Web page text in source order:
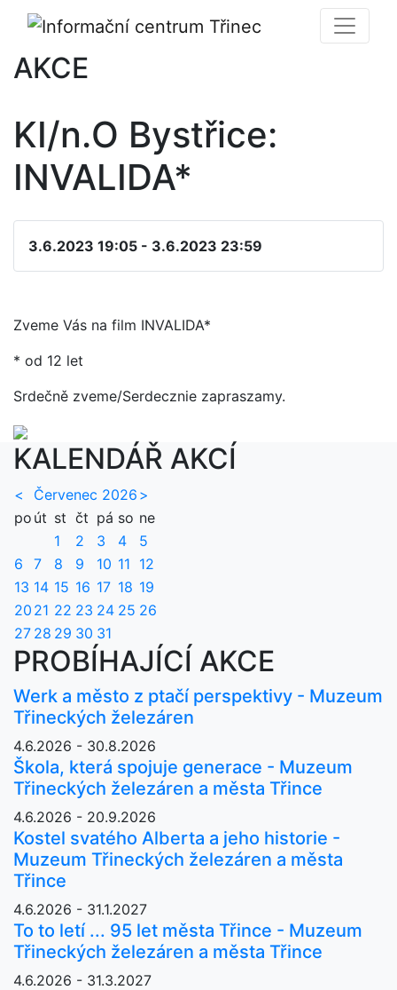
AKCE
KI/n.O Bystřice:
INVALIDA*
3.6.2023 19:05 - 3.6.2023 23:59
Zveme Vás na film INVALIDA*
* od 12 let
Srdečně zveme/Serdecznie zapraszamy.
KALENDÁŘ AKCÍ
< Červenec 2026 >
po út st čt pá so ne
1
2 3 4
5
6
7 8 9 10 11 12
13 14 15 16 17 18 19
20 21 22 23 24 25 26
27 28 29 30 31
PROBÍHAJÍCÍ AKCE
Werk a město z ptačí perspektivy - Muzeum
Třineckých železáren
4.6.2026 - 30.8.2026
Škola, která spojuje generace - Muzeum
Třineckých železáren a města Třince
4.6.2026 - 20.9.2026
Kostel svatého Alberta a jeho historie -
Muzeum Třineckých železáren a města
Třince
4.6.2026 - 31.1.2027
To to letí ... 95 let města Třince - Muzeum
Třineckých železáren a města Třince
4.6.2026 - 31.3.2027